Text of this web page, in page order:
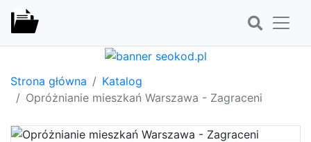
Strona główna
Katalog
Opróżnianie mieszkań Warszawa - Zagraceni